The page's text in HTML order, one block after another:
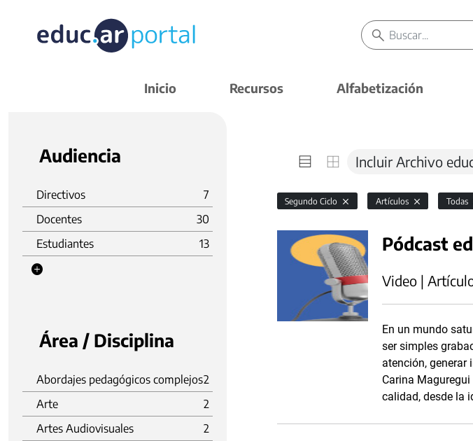
Inicio Recursos Alfabetización
Audiencia
Directivos
7
Docentes
30
Estudiantes
13
Área / Disciplina
Abordajes pedagógicos complejos2
Arte
2
Artes Audiovisuales
2
Incluir Archivo
Segundo Ciclo Artículos Todas
Pódcast
Video |
En un mundo
ser simples
atención, generar
Carina
calidad, desde la